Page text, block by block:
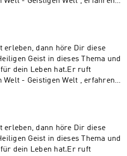
Gebet oder Hilfe dann melde dich
(deutschsprachig)Unser
@TaubeReisen
erleben, dann höre Dir diese
Geist in dieses Thema und
dein Leben hat.Er ruft
Welt - Geistigen Welt , erfahren
Gebet oder Hilfe dann melde dich
(deutschsprachig)Unser
@TaubeReisen
erleben, dann höre Dir diese
Geist in dieses Thema und
dein Leben hat.Er ruft